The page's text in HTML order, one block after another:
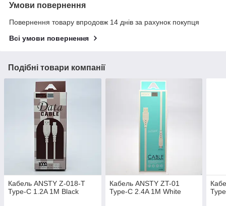
Умови повернення
Повернення товару впродовж 14 днів за рахунок покупця
Всі умови повернення
Подібні товари компанії
Кабель ANSTY Z-018-T
Type-C 1.2A 1M Black
Кабель ANSTY ZT-01
Type-C 2.4A 1M White